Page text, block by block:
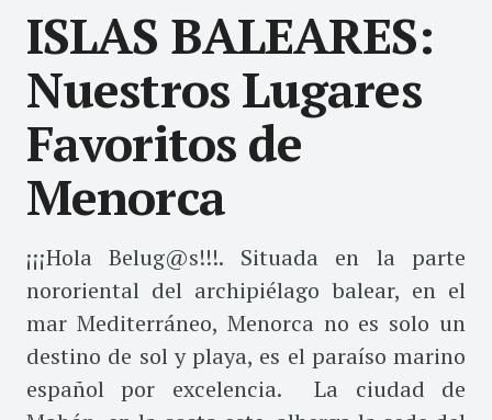
ISLAS BALEARES:
Nuestros Lugares
Favoritos de
Menorca
¡¡¡Hola Belug@s!!!. Situada en la parte
nororiental del archipiélago balear, en el
mar Mediterráneo, Menorca no es solo un
destino de sol y playa, es el paraíso marino
español por excelencia. La ciudad de